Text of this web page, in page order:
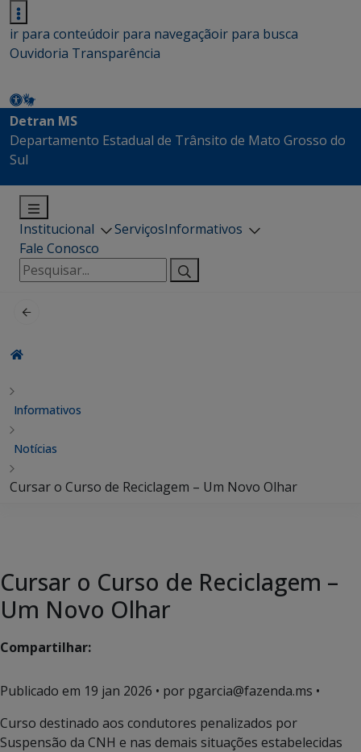
ir para conteúdoir para navegaçãoir para busca
Ouvidoria Transparência
Detran MS
Departamento Estadual de Trânsito de Mato Grosso do
Sul
Institucional ServiçosInformativos
Fale Conosco
Pesquisar
por:
Informativos
Notícias
Cursar o Curso de Reciclagem – Um Novo Olhar
Cursar o Curso de Reciclagem –
Um Novo Olhar
Compartilhar:
Publicado em 19 jan 2026 • por pgarcia@fazenda.ms •
Curso destinado aos condutores penalizados por
Suspensão da CNH e nas demais situações estabelecidas